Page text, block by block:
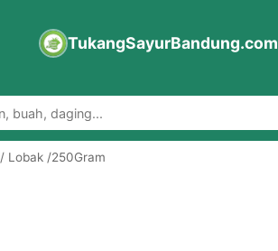
TukangSayurBandung.com
/ Lobak /250Gram